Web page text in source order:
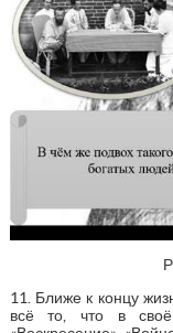
11. Ближе к концу
всё то, что в